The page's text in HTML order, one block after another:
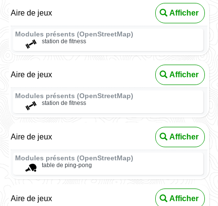
Aire de jeux Afficher
Modules présents (OpenStreetMap)
station de fitness
Aire de jeux Afficher
Modules présents (OpenStreetMap)
station de fitness
Aire de jeux Afficher
Modules présents (OpenStreetMap)
table de ping-pong
Aire de jeux Afficher